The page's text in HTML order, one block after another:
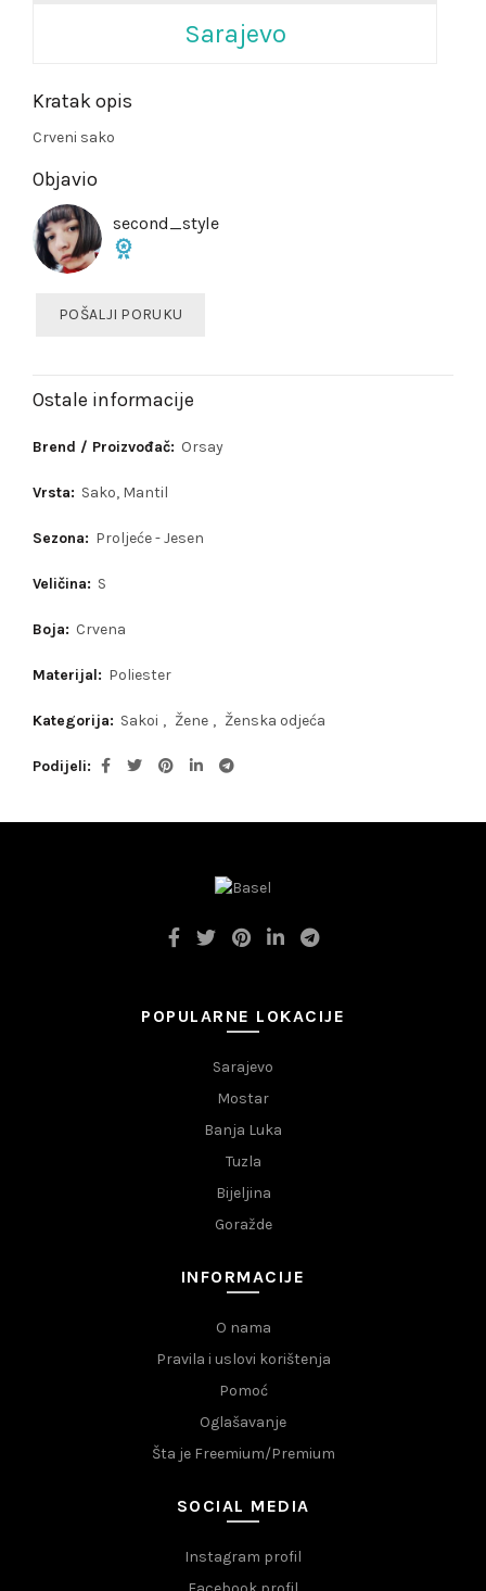
Sarajevo
Kratak opis
Crveni sako
Objavio
second_style
POŠALJI PORUKU
Ostale informacije
Brend / Proizvođač: Orsay
Vrsta: Sako, Mantil
Sezona: Proljeće - Jesen
Veličina: S
Boja: Crvena
Materijal: Poliester
Kategorija: Sakoi , Žene , Ženska odjeća
Podijeli
POPULARNE LOKACIJE
Sarajevo
Mostar
Banja Luka
Tuzla
Bijeljina
Goražde
INFORMACIJE
O nama
Pravila i uslovi korištenja
Pomoć
Oglašavanje
Šta je Freemium/Premium
SOCIAL MEDIA
Instagram profil